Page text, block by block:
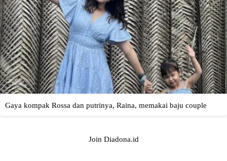
Join Diadona.id